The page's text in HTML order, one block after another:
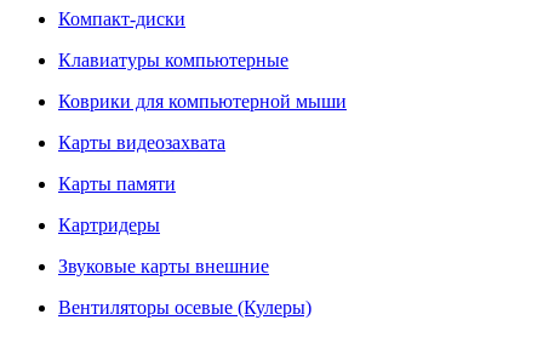
Компакт-диски
Клавиатуры компьютерные
Коврики для компьютерной мыши
Карты видеозахвата
Карты памяти
Картридеры
Звуковые карты внешние
Вентиляторы осевые (Кулеры)